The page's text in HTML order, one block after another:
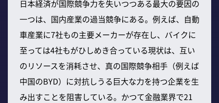
日本経済が国際競争力を失いつつある最大の要因の
一つは、国内産業の過当競争にある。例えば、自動
車産業に7社もの主要メーカーが存在し、バイクに
至っては4社もがひしめき合っている現状は、互い
のリソースを消耗させ、真の国際競争相手（例えば
中国のBYD）に対抗しうる巨大な力を持つ企業を生
み出すことを阻害している。かつて金融業界で21